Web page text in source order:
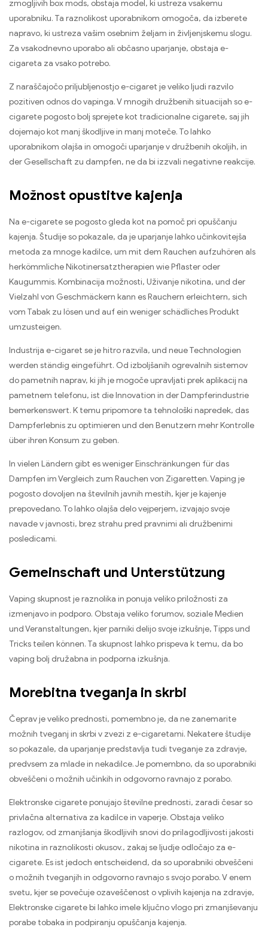
zmogljivih box mods, obstaja model, ki ustreza vsakemu
uporabniku. Ta raznolikost uporabnikom omogoča, da izberete
napravo, ki ustreza vašim osebnim željam in življenjskemu slogu.
Za vsakodnevno uporabo ali občasno uparjanje, obstaja e-
cigareta za vsako potrebo.
Z naraščajočo priljubljenostjo e-cigaret je veliko ljudi razvilo
pozitiven odnos do vapinga. V mnogih družbenih situacijah so e-
cigarete pogosto bolj sprejete kot tradicionalne cigarete, saj jih
dojemajo kot manj škodljive in manj moteče. To lahko
uporabnikom olajša in omogoči uparjanje v družbenih okoljih, in
der Gesellschaft zu dampfen, ne da bi izzvali negativne reakcije.
Možnost opustitve kajenja
Na e-cigarete se pogosto gleda kot na pomoč pri opuščanju
kajenja. Študije so pokazale, da je uparjanje lahko učinkovitejša
metoda za mnoge kadilce, um mit dem Rauchen aufzuhören als
herkömmliche Nikotinersatztherapien wie Pflaster oder
Kaugummis. Kombinacija možnosti, Uživanje nikotina, und der
Vielzahl von Geschmäckern kann es Rauchern erleichtern, sich
vom Tabak zu lösen und auf ein weniger schädliches Produkt
umzusteigen.
Industrija e-cigaret se je hitro razvila, und neue Technologien
werden ständig eingeführt. Od izboljšanih ogrevalnih sistemov
do pametnih naprav, ki jih je mogoče upravljati prek aplikacij na
pametnem telefonu, ist die Innovation in der Dampferindustrie
bemerkenswert. K temu pripomore ta tehnološki napredek, das
Dampferlebnis zu optimieren und den Benutzern mehr Kontrolle
über ihren Konsum zu geben.
In vielen Ländern gibt es weniger Einschränkungen für das
Dampfen im Vergleich zum Rauchen von Zigaretten. Vaping je
pogosto dovoljen na številnih javnih mestih, kjer je kajenje
prepovedano. To lahko olajša delo vejperjem, izvajajo svoje
navade v javnosti, brez strahu pred pravnimi ali družbenimi
posledicami.
Gemeinschaft und Unterstützung
Vaping skupnost je raznolika in ponuja veliko priložnosti za
izmenjavo in podporo. Obstaja veliko forumov, soziale Medien
und Veranstaltungen, kjer parniki delijo svoje izkušnje, Tipps und
Tricks teilen können. Ta skupnost lahko prispeva k temu, da bo
vaping bolj družabna in podporna izkušnja.
Morebitna tveganja in skrbi
Čeprav je veliko prednosti, pomembno je, da ne zanemarite
možnih tveganj in skrbi v zvezi z e-cigaretami. Nekatere študije
so pokazale, da uparjanje predstavlja tudi tveganje za zdravje,
predvsem za mlade in nekadilce. Je pomembno, da so uporabniki
obveščeni o možnih učinkih in odgovorno ravnajo z porabo.
Elektronske cigarete ponujajo številne prednosti, zaradi česar so
privlačna alternativa za kadilce in vaperje. Obstaja veliko
razlogov, od zmanjšanja škodljivih snovi do prilagodljivosti jakosti
nikotina in raznolikosti okusov., zakaj se ljudje odločajo za e-
cigarete. Es ist jedoch entscheidend, da so uporabniki obveščeni
o možnih tveganjih in odgovorno ravnajo s svojo porabo. V enem
svetu, kjer se povečuje ozaveščenost o vplivih kajenja na zdravje,
Elektronske cigarete bi lahko imele ključno vlogo pri zmanjševanju
porabe tobaka in podpiranju opuščanja kajenja.